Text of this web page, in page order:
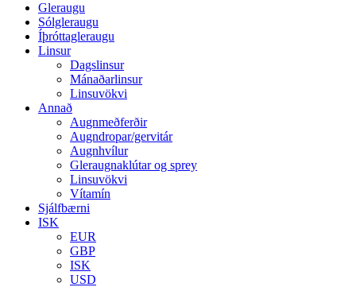
Gleraugu
Sólgleraugu
Íþróttagleraugu
Linsur
Dagslinsur
Mánaðarlinsur
Linsuvökvi
Annað
Augnmeðferðir
Augndropar/gervitár
Augnhvílur
Gleraugnaklútar og sprey
Linsuvökvi
Vítamín
Sjálfbærni
ISK
EUR
GBP
ISK
USD